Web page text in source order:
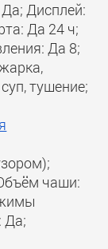
Дисплей:
Да 24 ч;
Да 8;
тушение;
чаши:
Да;